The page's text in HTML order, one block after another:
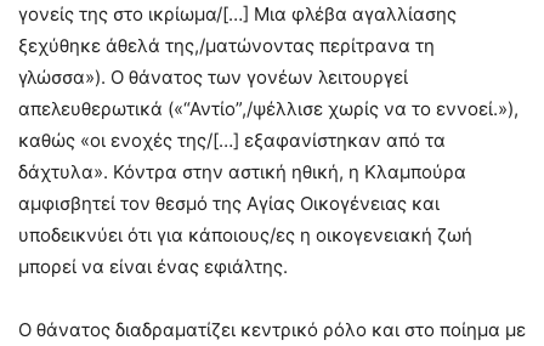
γονείς της στο ικρίωμα/[…] Μια φλέβα αγαλλίασης
ξεχύθηκε άθελά της,/ματώνοντας περίτρανα τη
γλώσσα»). Ο θάνατος των γονέων λειτουργεί
απελευθερωτικά («“Αντίο”,/ψέλλισε χωρίς να το εννοεί.»),
καθώς «οι ενοχές της/[…] εξαφανίστηκαν από τα
δάχτυλα». Κόντρα στην αστική ηθική, η Κλαμπούρα
αμφισβητεί τον θεσμό της Αγίας Οικογένειας και
υποδεικνύει ότι για κάποιους/ες η οικογενειακή ζωή
μπορεί να είναι ένας εφιάλτης.
Ο θάνατος διαδραματίζει κεντρικό ρόλο και στο ποίημα με